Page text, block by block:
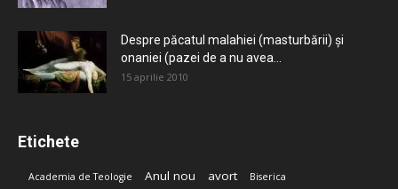
Despre păcatul malahiei (masturbării) şi
onaniei (pazei de a nu avea...
15 aprilie 2010
Etichete
Academia de Teologie Anul nou avort Biserica